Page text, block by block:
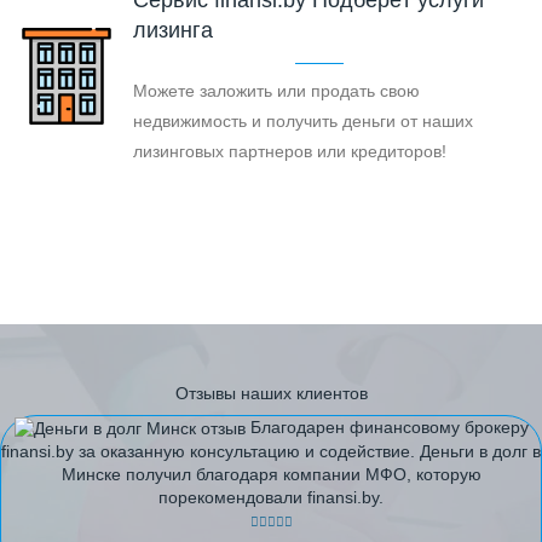
лизинга
Можете заложить или продать свою
недвижимость и получить деньги от наших
лизинговых партнеров или кредиторов!
Отзывы наших клиентов
Благодарен финансовому брокеру
finansi.by за оказанную консультацию и содействие. Деньги в долг в
Минске получил благодаря компании МФО, которую
порекомендовали finansi.by.